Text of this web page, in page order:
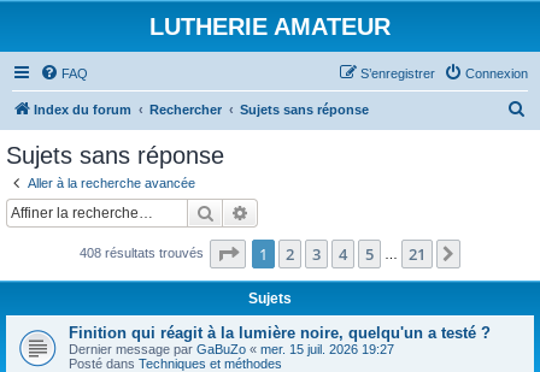
LUTHERIE AMATEUR
FAQ Connexion
S’enregistrer
Index du forum Rechercher Sujets sans réponse
c
Sujets sans réponse
Aller à la recherche avancée
Rechercher
408 résultats trouvés Page 1sur21
1 2 3 4 5 21
Sujets
Finition qui réagit à la lumière noire, quelqu'un a testé ?
Dernier message par GaBuZo « mer. 15 juil. 2026 19:27
Posté dans Techniques et méthodes